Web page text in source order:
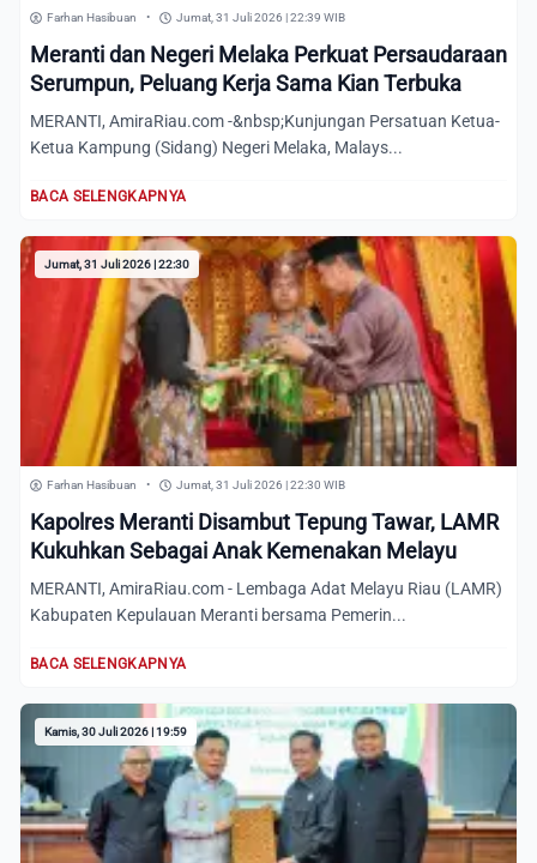
Farhan Hasibuan • Jumat, 31 Juli 2026 | 22:39 WIB
Meranti dan Negeri Melaka Perkuat Persaudaraan
Serumpun, Peluang Kerja Sama Kian Terbuka
MERANTI, AmiraRiau.com -&nbsp;Kunjungan Persatuan Ketua-
Ketua Kampung (Sidang) Negeri Melaka, Malays...
BACA SELENGKAPNYA
Jumat, 31 Juli 2026 | 22:30
Farhan Hasibuan • Jumat, 31 Juli 2026 | 22:30 WIB
Kapolres Meranti Disambut Tepung Tawar, LAMR
Kukuhkan Sebagai Anak Kemenakan Melayu
MERANTI, AmiraRiau.com - Lembaga Adat Melayu Riau (LAMR)
Kabupaten Kepulauan Meranti bersama Pemerin...
BACA SELENGKAPNYA
Kamis, 30 Juli 2026 | 19:59